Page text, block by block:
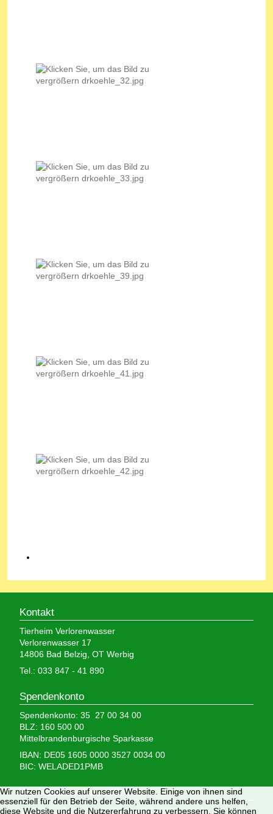
Kontakt
Tierheim Verlorenwasser
Verlorenwasser 17
14806 Bad Belzig, OT Werbig
Tel.: 033 847 - 41 890
Spendenkonto
Spendenkonto: 35 27 00 34 00
BLZ: 160 500 00
Mittelbrandenburgische Sparkasse
IBAN: DE05 1605 0000 3527 0034 00
BIC: WELADED1PMB
Wir brauchen Ihre Hilfe,
denn wir erhalten keinerlei staatliche Hilfe, sondern
Wir nutzen Cookies auf unserer Website. Einige von ihnen sind
essenziell für den Betrieb der Seite, während andere uns helfen,
diese Website und die Nutzererfahrung zu verbessern. Sie können